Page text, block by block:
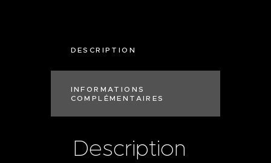
DESCRIPTION
INFORMATIONS
COMPLÉMENTAIRES
Description